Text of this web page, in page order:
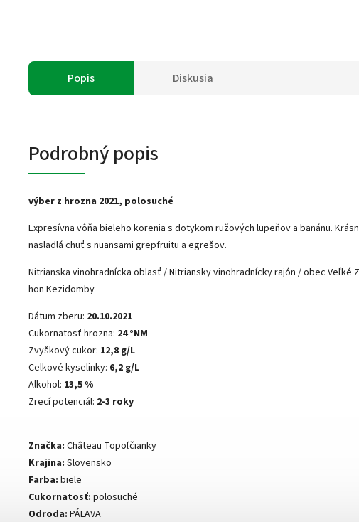
Popis Diskusia
Podrobný popis
výber z hrozna 2021, polosuché
Expresívna vôňa bieleho korenia s dotykom ružových lupeňov a banánu.
nasladlá chuť s nuansami grepfruitu a egrešov.
Nitrianska vinohradnícka oblasť / Nitriansky vinohradnícky rajón / obec Veľké
hon Kezidomby
Dátum zberu: 20.10.2021
Cukornatosť hrozna: 24 °NM
Zvyškový cukor: 12,8 g/L
Celkové kyselinky: 6,2 g/L
Alkohol: 13,5 %
Zrecí potenciál: 2-3 roky
Značka: Château Topoľčianky
Krajina: Slovensko
Farba: biele
Cukornatosť: polosuché
Odroda: PÁLAVA